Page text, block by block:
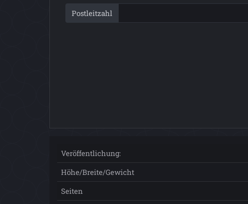
Postleitzahl
Veröffentlichung:
Höhe/Breite/Gewicht
Seiten